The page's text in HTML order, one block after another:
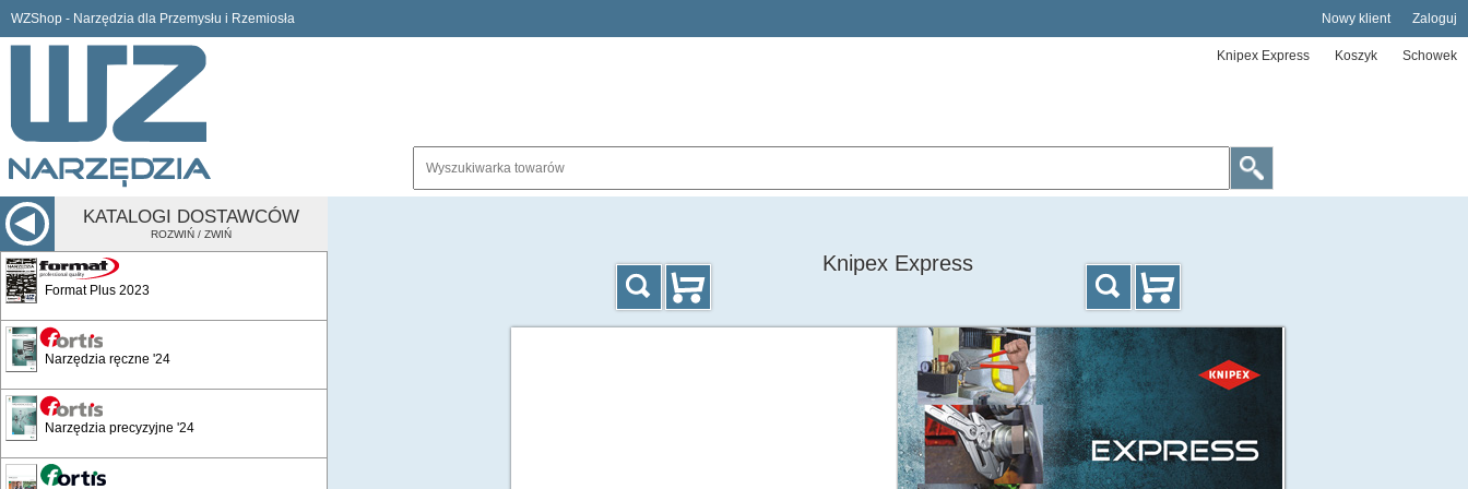
WZShop - Narzędzia dla Przemysłu i Rzemiosła Nowy klient Zaloguj
Knipex Express Koszyk Schowek
KATALOGI DOSTAWCÓW
ROZWIŃ / ZWIŃ
Format Plus 2023
Narzędzia ręczne '24
Narzędzia precyzyjne '24
Knipex Express